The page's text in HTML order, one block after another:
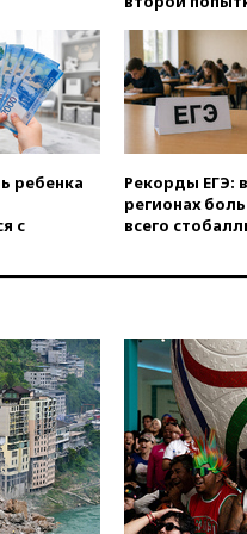
ребенка
с
Рекорды ЕГЭ:
регионах
всего